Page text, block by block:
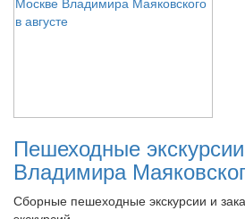
Пешеходные
Владимира
Сборные пешеходные экскурсии и